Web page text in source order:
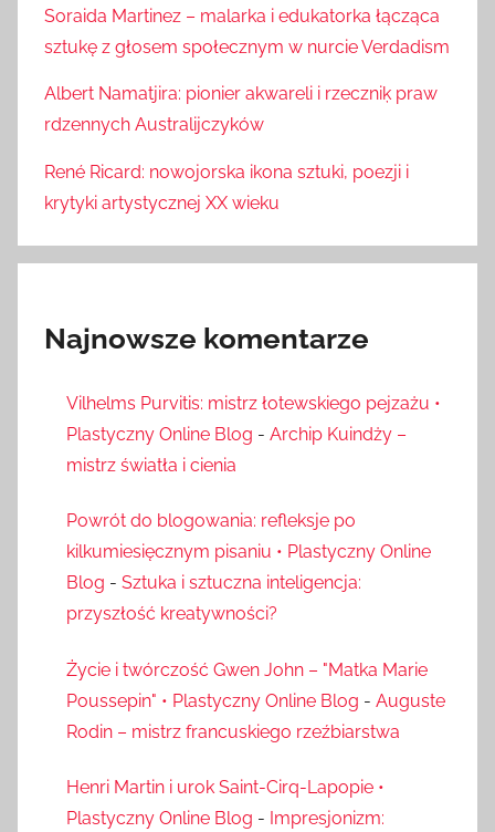
Soraida Martinez – malarka i edukatorka łącząca
sztukę z głosem społecznym w nurcie Verdadism
Albert Namatjira: pionier akwareli i rzeczniķ praw
rdzennych Australijczyków
René Ricard: nowojorska ikona sztuki, poezji i
krytyki artystycznej XX wieku
Najnowsze komentarze
Vilhelms Purvitis: mistrz łotewskiego pejzażu •
Plastyczny Online Blog - Archip Kuindży –
mistrz światła i cienia
Powrót do blogowania: refleksje po
kilkumiesięcznym pisaniu • Plastyczny Online
Blog - Sztuka i sztuczna inteligencja:
przyszłość kreatywności?
Życie i twórczość Gwen John – "Matka Marie
Poussepin" • Plastyczny Online Blog - Auguste
Rodin – mistrz francuskiego rzeźbiarstwa
Henri Martin i urok Saint-Cirq-Lapopie •
Plastyczny Online Blog - Impresjonizm: